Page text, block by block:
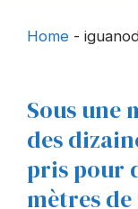
Home -
Sous une
des
pris pour
mètres